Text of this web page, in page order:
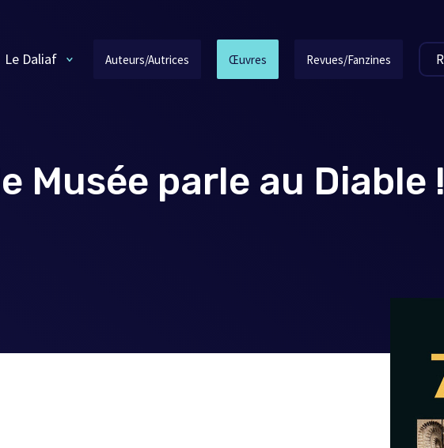
Le Daliaf Auteurs/Autrices Œuvres Revues/Fanzines
Musée parle au Diable !